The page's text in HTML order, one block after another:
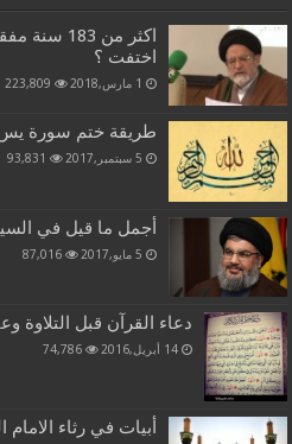
اكثر من
اختفت ؟
1 مارس,2018 223,809
طريقة ختم سورة يس
5 سبتمبر,2017 93,831
أجمل ما قيل في
5 مايو,2017 87,016
دعاء القرآن قبل التلاوة
14 أبريل,2016 74,786
أبيات في رثاء الامام